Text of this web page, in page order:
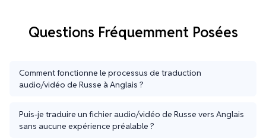
Questions Fréquemment Posées
Comment fonctionne le processus de traduction
audio/vidéo de Russe à Anglais ?
Puis-je traduire un fichier audio/vidéo de Russe vers Anglais
sans aucune expérience préalable ?